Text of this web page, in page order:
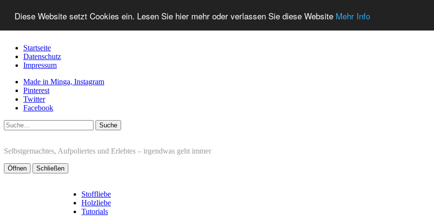
Diese Website setzt Cookies ein. Lesen Sie hier mehr oder verlassen Sie diese Website Mehr Info
Startseite
Datenschutz
Impressum
Made in Minga, Instagram
Pinterest
Twitter
Facebook
Suche
Selbstgemachtes, Aufpoliertes und Erlebtes – irgendwas geht immer
Öffnen Schließen
Stoffliebe
Holzliebe
Tutorials